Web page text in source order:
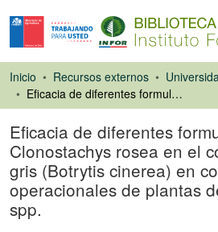
Inicio Recursos externos
Eficacia de diferentes formulaciones de Clonostachys rosea en el control del moho gris (Botrytis cinerea) en condiciones operacionales de plantas de Eucalyptus spp.
Eficacia de diferentes
Clonostachys rosea en el
gris (Botrytis cinerea) en
operacionales de plantas
spp.